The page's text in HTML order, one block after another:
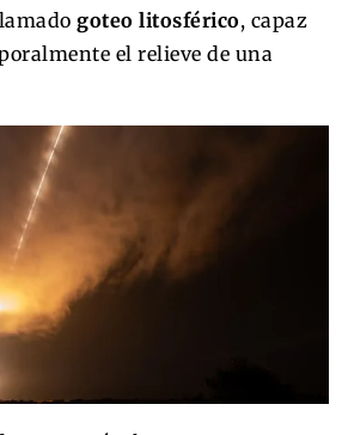
goteo litosférico, capaz
el relieve de una